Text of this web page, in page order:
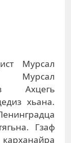
Мурсал
Мурсал
Ахцегь
хьана.
Гзаф